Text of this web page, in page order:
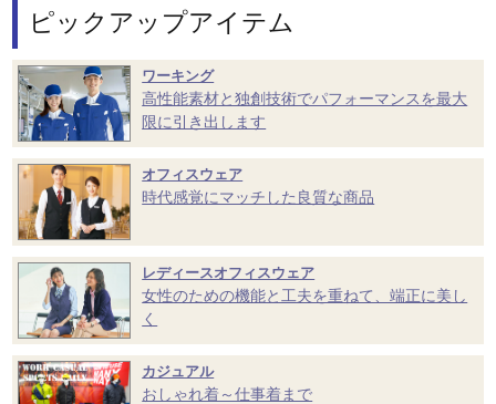
ピックアップアイテム
ワーキング
高性能素材と独創技術でパフォーマンスを最大
限に引き出します
オフィスウェア
時代感覚にマッチした良質な商品
レディースオフィスウェア
女性のための機能と工夫を重ねて、端正に美し
く
カジュアル
おしゃれ着～仕事着まで